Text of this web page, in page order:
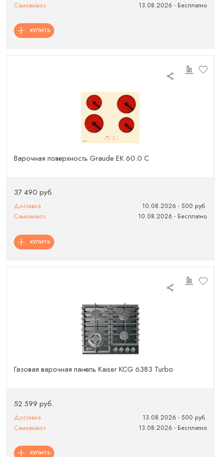
Самовывоз
13.08.2026 - Бесплатно
КУПИТЬ
Варочная поверхность Graude EK 60.0 C
37 490 руб.
Доставка
10.08.2026 - 500 руб.
Самовывоз
10.08.2026 - Бесплатно
КУПИТЬ
Газовая варочная панель Kaiser KCG 6383 Turbo
52 599 руб.
Доставка
13.08.2026 - 500 руб.
Самовывоз
13.08.2026 - Бесплатно
КУПИТЬ